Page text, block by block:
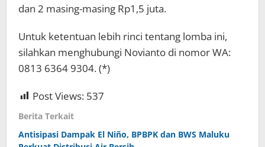
dan 2 masing-masing Rp1,5 juta.
Untuk ketentuan lebih rinci tentang lomba ini,
silahkan menghubungi Novianto di nomor WA:
0813 6364 9304. (*)
Post Views: 537
Berita Terkait
Antisipasi Dampak El Niño, BPBPK dan BWS Maluku